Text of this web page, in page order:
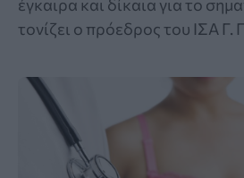
έγκαιρα και δίκαια για το
τονίζει ο πρόεδρος του ΙΣΑ Γ.